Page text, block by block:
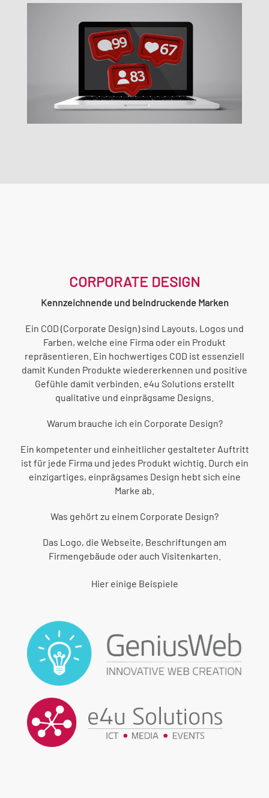
CORPORATE DESIGN
Kennzeichnende und beindruckende Marken
Ein COD (Corporate Design) sind Layouts, Logos und
Farben, welche eine Firma oder ein Produkt
repräsentieren. Ein hochwertiges COD ist essenziell
damit Kunden Produkte wiedererkennen und positive
Gefühle damit verbinden. e4u Solutions erstellt
qualitative und einprägsame Designs.
Warum brauche ich ein Corporate Design?
Ein kompetenter und einheitlicher gestalteter Auftritt
ist für jede Firma und jedes Produkt wichtig. Durch ein
einzigartiges, einprägsames Design hebt sich eine
Marke ab.
Was gehört zu einem Corporate Design?
Das Logo, die Webseite, Beschriftungen am
Firmengebäude oder auch Visitenkarten.
Hier einige Beispiele